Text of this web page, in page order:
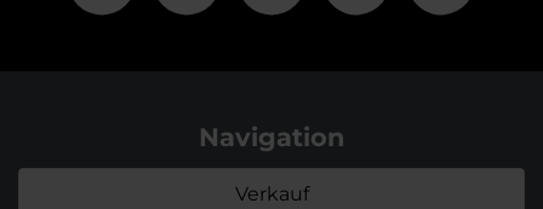
Navigation
Verkauf